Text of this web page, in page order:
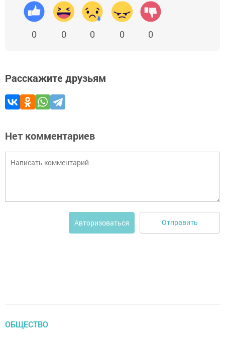
0 0 0 0 0
Расскажите друзьям
Нет комментариев
Авторизоваться Отправить
ОБЩЕСТВО